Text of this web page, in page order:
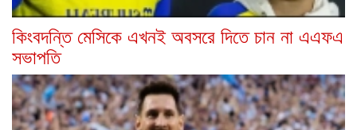
কিংবদন্তি মেসিকে এখনই অবসরে দিতে চান না এএফএ
সভাপতি